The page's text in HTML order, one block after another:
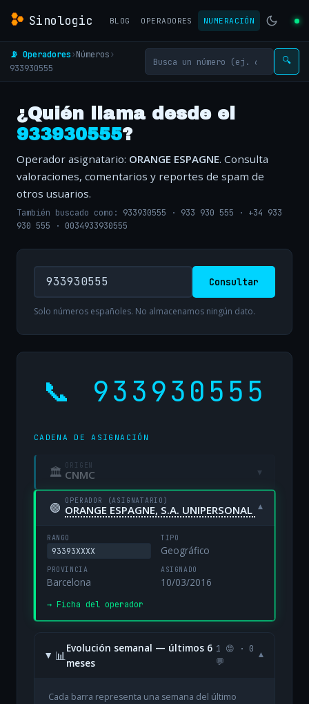
Sinologic BLOG OPERADORES NUMERACIÓN
📡 Operadores›Números›
933930555
🔍
¿Quién llama desde el
933930555?
Operador asignatario: ORANGE ESPAGNE. Consulta
valoraciones, comentarios y reportes de spam de
otros usuarios.
También buscado como: 933930555 · 933 930 555 · +34 933
930 555 · 0034933930555
Consultar
Solo números españoles. No almacenamos ningún dato.
📞 933930555
CADENA DE ASIGNACIÓN
🏛 ORIGEN
CNMC ▾
🟢 OPERADOR (ASIGNATARIO)
ORANGE ESPAGNE, S.A. UNIPERSONAL ▾
RANGO
93393XXXX
TIPO
Geográfico
PROVINCIA
Barcelona
ASIGNADO
10/03/2016
→ Ficha del operador
📊
Evolución semanal — últimos 6
meses
1 😡 · 0
💬
▾
Cada barra representa una semana del último